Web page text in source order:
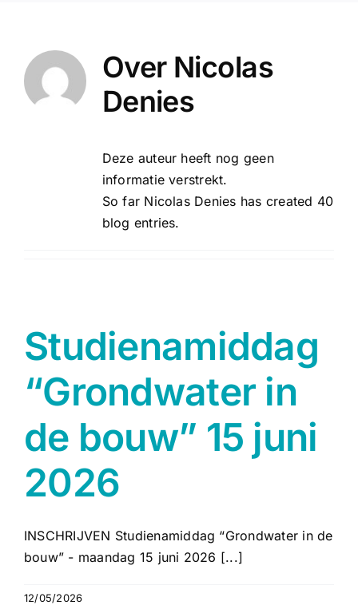
Over Nicolas
Denies
Deze auteur heeft nog geen
informatie verstrekt.
So far Nicolas Denies has created 40
blog entries.
Studienamiddag
“Grondwater in
de bouw” 15 juni
2026
INSCHRIJVEN Studienamiddag “Grondwater in de
bouw” - maandag 15 juni 2026 [...]
12/05/2026